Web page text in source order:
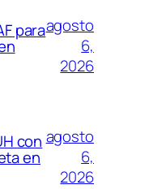
paraagosto
6,
2026
con
en
agosto
6,
2026